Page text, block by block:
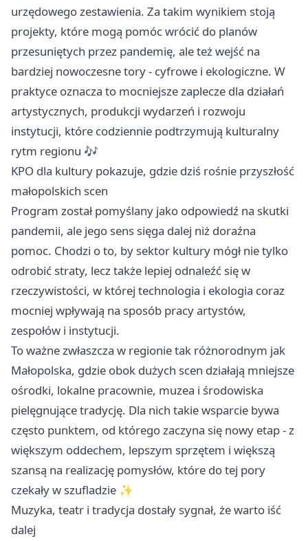
urzędowego zestawienia. Za takim wynikiem stoją
projekty, które mogą pomóc wrócić do planów
przesuniętych przez pandemię, ale też wejść na
bardziej nowoczesne tory - cyfrowe i ekologiczne. W
praktyce oznacza to mocniejsze zaplecze dla działań
artystycznych, produkcji wydarzeń i rozwoju
instytucji, które codziennie podtrzymują kulturalny
rytm regionu 🎶
KPO dla kultury pokazuje, gdzie dziś rośnie przyszłość
małopolskich scen
Program został pomyślany jako odpowiedź na skutki
pandemii, ale jego sens sięga dalej niż doraźna
pomoc. Chodzi o to, by sektor kultury mógł nie tylko
odrobić straty, lecz także lepiej odnaleźć się w
rzeczywistości, w której technologia i ekologia coraz
mocniej wpływają na sposób pracy artystów,
zespołów i instytucji.
To ważne zwłaszcza w regionie tak różnorodnym jak
Małopolska, gdzie obok dużych scen działają mniejsze
ośrodki, lokalne pracownie, muzea i środowiska
pielęgnujące tradycję. Dla nich takie wsparcie bywa
często punktem, od którego zaczyna się nowy etap - z
większym oddechem, lepszym sprzętem i większą
szansą na realizację pomysłów, które do tej pory
czekały w szufladzie ✨
Muzyka, teatr i tradycja dostały sygnał, że warto iść
dalej